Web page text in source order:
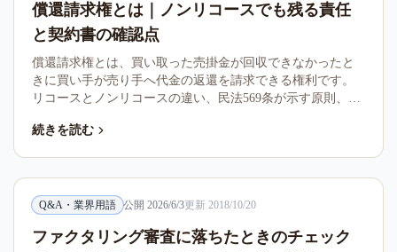
償還請求権とは｜ノンリコースでも残る責任
と契約書の確認点
償還請求権とは、買い取った売掛金が回収できなかったと
きに買い手が売り手へ代金の返還を請求できる権利です。
リコースとノンリコースの違い、民法569条が示す原則、そ
情報にもとづいて整理しました。
続きを読む
Q&A・業界用語 公開 2026/6/3更新 2018/10/20
ファクタリング審査に落ちたときのチェック